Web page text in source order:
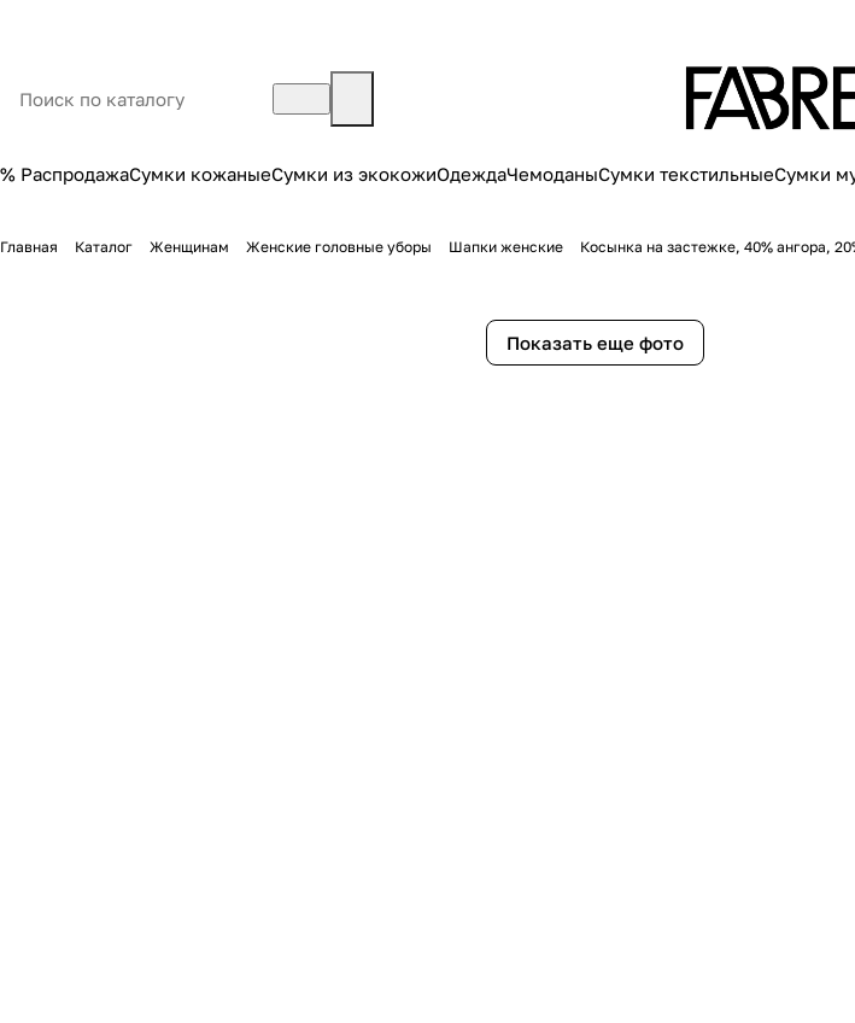
% РаспродажаСумки кожаныеСумки из экокожиОдеждаЧемоданыСумки текстильныеСумки
Главная Каталог Женщинам Женские головные уборы Шапки женские Косынка на застежке, 40% ангора,
Показать еще фото